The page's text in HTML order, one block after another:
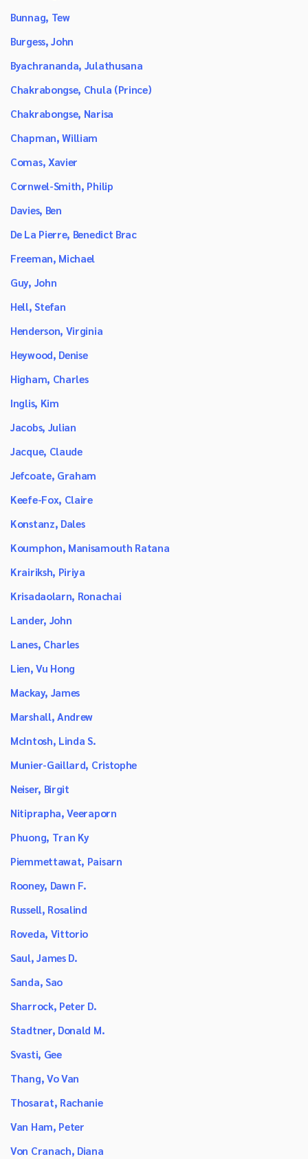
Bunnag, Tew
Burgess, John
Byachrananda, Julathusana
Chakrabongse, Chula (Prince)
Chakrabongse, Narisa
Chapman, William
Comas, Xavier
Cornwel-Smith, Philip
Davies, Ben
De La Pierre, Benedict Brac
Freeman, Michael
Guy, John
Hell, Stefan
Henderson, Virginia
Heywood, Denise
Higham, Charles
Inglis, Kim
Jacobs, Julian
Jacque, Claude
Jefcoate, Graham
Keefe-Fox, Claire
Konstanz, Dales
Koumphon, Manisamouth Ratana
Krairiksh, Piriya
Krisadaolarn, Ronachai
Lander, John
Lanes, Charles
Lien, Vu Hong
Mackay, James
Marshall, Andrew
McIntosh, Linda S.
Munier-Gaillard, Cristophe
Neiser, Birgit
Nitiprapha, Veeraporn
Phuong, Tran Ky
Piemmettawat, Paisarn
Rooney, Dawn F.
Russell, Rosalind
Roveda, Vittorio
Saul, James D.
Sanda, Sao
Sharrock, Peter D.
Stadtner, Donald M.
Svasti, Gee
Thang, Vo Van
Thosarat, Rachanie
Van Ham, Peter
Von Cranach, Diana